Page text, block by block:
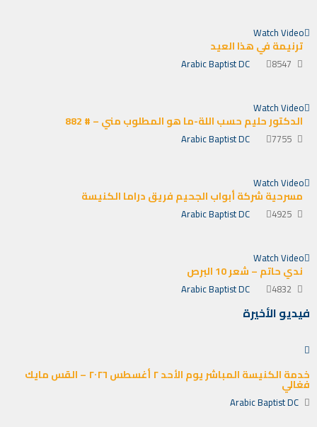
Watch Video
ترنيمة في هذا العيد
Arabic Baptist DC 8547
Watch Video
الدكتور حليم حسب اللة-ما هو المطلوب مني – # 882
Arabic Baptist DC 7755
Watch Video
مسرحية شركة أبواب الجحيم فريق دراما الكنيسة
Arabic Baptist DC 4925
Watch Video
ندي حاتم – شعر 10 البرص
Arabic Baptist DC 4832
فيديو الأخيرة
خدمة الكنيسة المباشر يوم الأحد ٢ أغسطس ٢٠٢٦ – القس مايك
فغالي
Arabic Baptist DC